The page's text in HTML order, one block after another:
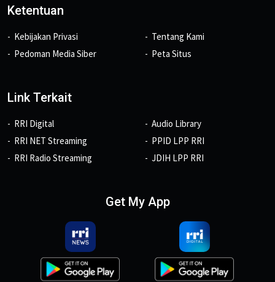
Ketentuan
Kebijakan Privasi
Pedoman Media Siber
Tentang Kami
Peta Situs
Link Terkait
RRI Digital
RRI NET Streaming
RRI Radio Streaming
Audio Library
PPID LPP RRI
JDIH LPP RRI
Get My App